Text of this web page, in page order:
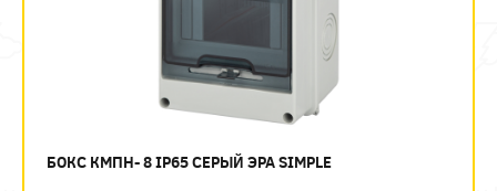
БОКС КМПН- 8 IP65 СЕРЫЙ ЭРА SIMPLE